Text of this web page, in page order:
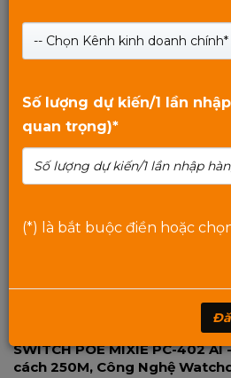
SHOP NOW
5
SWITCH POE MIXIE PC-402
cách 250M, Công Nghệ
-- Chọn Kênh kinh doanh chính*
Số lượng dự kiến/1 lần
quan trọng)*
(*) là bắt buộc điền hoặc